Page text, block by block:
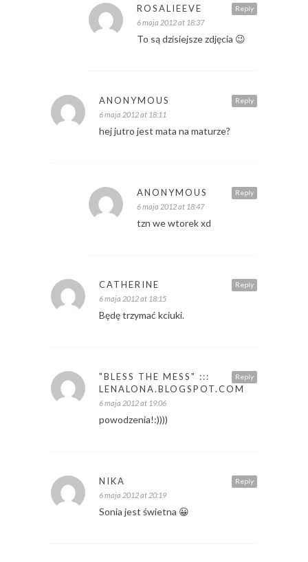
Reply
ROSALIEEVE
6 maja 2012 at 18:37
To są dzisiejsze zdjęcia 😉
Reply
ANONYMOUS
6 maja 2012 at 18:11
hej jutro jest mata na maturze?
Reply
ANONYMOUS
6 maja 2012 at 18:47
tzn we wtorek xd
Reply
CATHERINE
6 maja 2012 at 18:15
Będę trzymać kciuki.
Reply
"BLESS THE MESS" :::
LENALONA.BLOGSPOT.COM
6 maja 2012 at 19:06
powodzenia!:))))
Reply
NIKA
6 maja 2012 at 20:19
Sonia jest świetna 😀